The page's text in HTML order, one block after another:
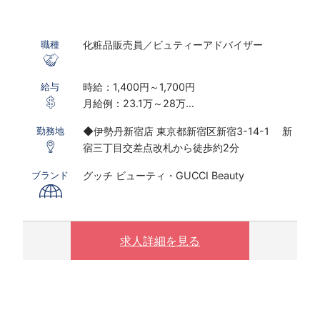
職種 化粧品販売員／ビュティーアドバイザー
給与
時給：1,400円～1,700円
月給例：23.1万～28万
※研修期間あり
※時給は能力経験により変動する可能性がござ
います
※未経験1,400～1,500円・BA経験者：1,600～
〇実働時間が8時間以上になった場合は、手当
を割増した時給をお支払いします。
勤務地
◆伊勢丹新宿店 東京都新宿区新宿3-14-1 新
宿三丁目交差点改札から徒歩約2分
ブランド グッチ ビューティ・GUCCI Beauty
求人詳細を見る